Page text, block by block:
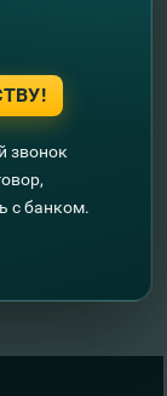
звонок
с банком.